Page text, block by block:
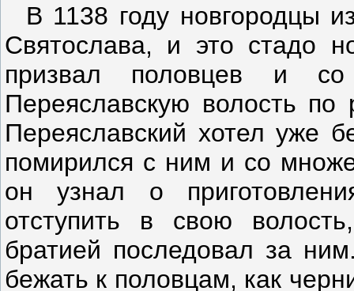
В 1138 году новгородцы
Святослава, и это стадо
призвал половцев и
Переяславскую волость
Переяславский хотел уже
помирился с ним и со
он узнал о
отступить в свою
братией последовал за
бежать к половцам, как